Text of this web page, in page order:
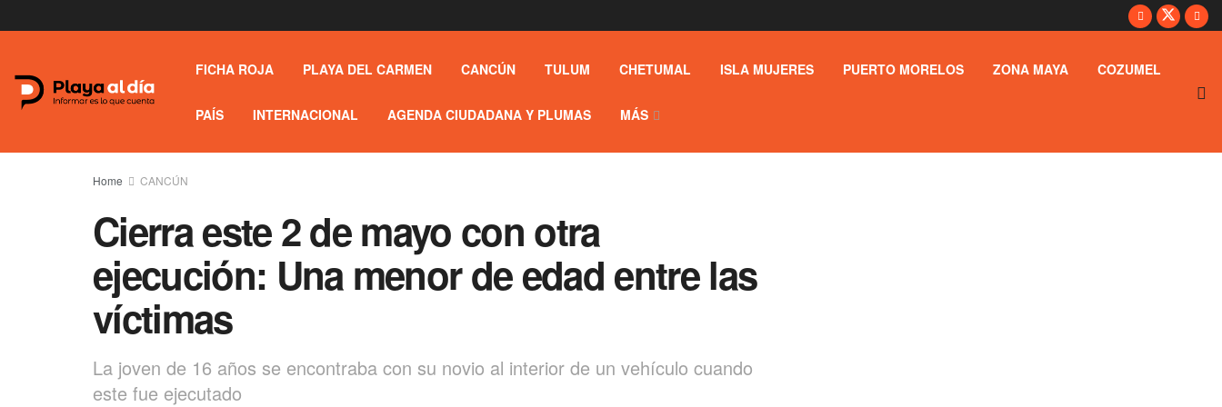
FICHA ROJA PLAYA DEL CARMEN CANCÚN TULUM CHETUMAL ISLA MUJERES PUERTO MORELOS ZONA MAYA COZUMEL
PAÍS INTERNACIONAL AGENDA CIUDADANA Y PLUMAS MÁS
Home CANCÚN
Cierra este 2 de mayo con otra
ejecución: Una menor de edad entre las
víctimas
La joven de 16 años se encontraba con su novio al interior de un vehículo cuando
este fue ejecutado